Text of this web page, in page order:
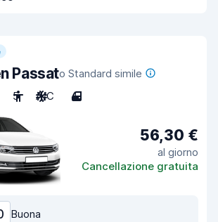
Passato Standard simile
5 A/C 4
56,30 €
al giorno
Cancellazione gratuita
Buona